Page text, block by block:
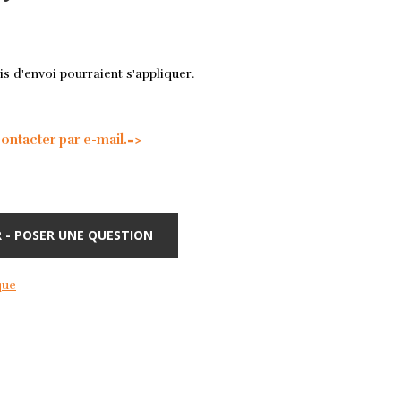
d'envoi pourraient s'appliquer.
par e-mail.=>
- POSER UNE QUESTION